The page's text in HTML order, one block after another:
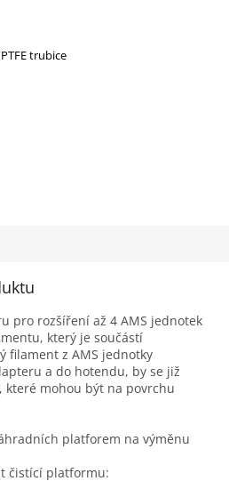
trubice
pro rozšíření až 4 AMS jednotek
který je součástí
filament z AMS jednotky
a do hotendu, by se již
které mohou být na povrchu
platforem na výměnu
čistící platformu: